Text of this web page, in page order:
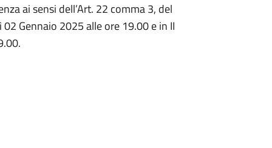
ai sensi dell’Art. 22 comma 3, del
02 Gennaio 2025 alle ore 19.00 e in II